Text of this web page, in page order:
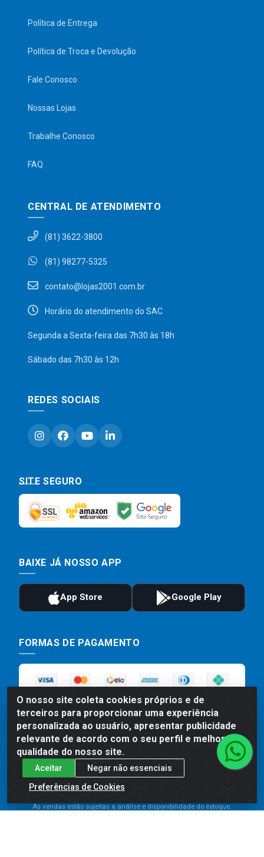
O nosso site coleta cookies próprios e de
terceiros para proporcionar uma experiência
personalizada ao usuário, apresentar publicidade
relevante de acordo com o seu perfil e melhorar a
qualidade do nosso site.
Aceitar
Negar não essenciais
Preferências de Cookies
Política de Entrega
Política de Troca e Devolução
Fale Conosco
Nossas Lojas
Trabalhe Conosco
FAQ
CENTRAL DE ATENDIMENTO
(81) 3622-3800
(81) 98277-5325
contato@lojas2001.com.br
Horário do atendimento do SAC
Segunda a Sexta-feira das 7h30 às 18h
Sábado das 7h30 às 12h
REDES SOCIAIS
SITE SEGURO
BAIXE JÁ NOSSO APP
FORMAS DE PAGAMENTO
Preços, promoções, condições de pagamento e frete são válidos
para compras realizadas exclusivamente pelo site. Caso haja
divergência de preço de um produto, será válido o preço que for
As vendas estão sujeitas a análise e disponibilidade do estoque.